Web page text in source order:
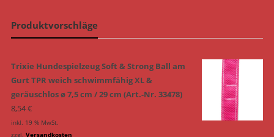
Produktvorschläge
Trixie Hundespielzeug Soft & Strong Ball am
Gurt TPR weich schwimmfähig XL &
geräuschlos ø 7,5 cm / 29 cm (Art.-Nr. 33478)
8,54€
inkl. 19 % MwSt.
zzgl. Versandkosten